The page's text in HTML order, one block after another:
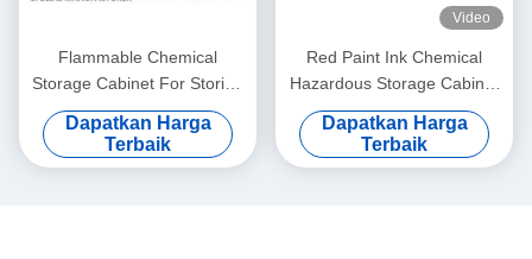
Flammable Chemical
Storage Cabinet For Storing
Liquid , Hazardous
Cupboards
Dapatkan Harga
Terbaik
Video
Red Paint Ink Chemical
Hazardous Storage Cabinet
for storing Paint,Ink
Dapatkan Harga
Terbaik